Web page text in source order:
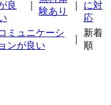
良
験あり
に対
応
ミュニケーシ
ョンが良い
新着
順